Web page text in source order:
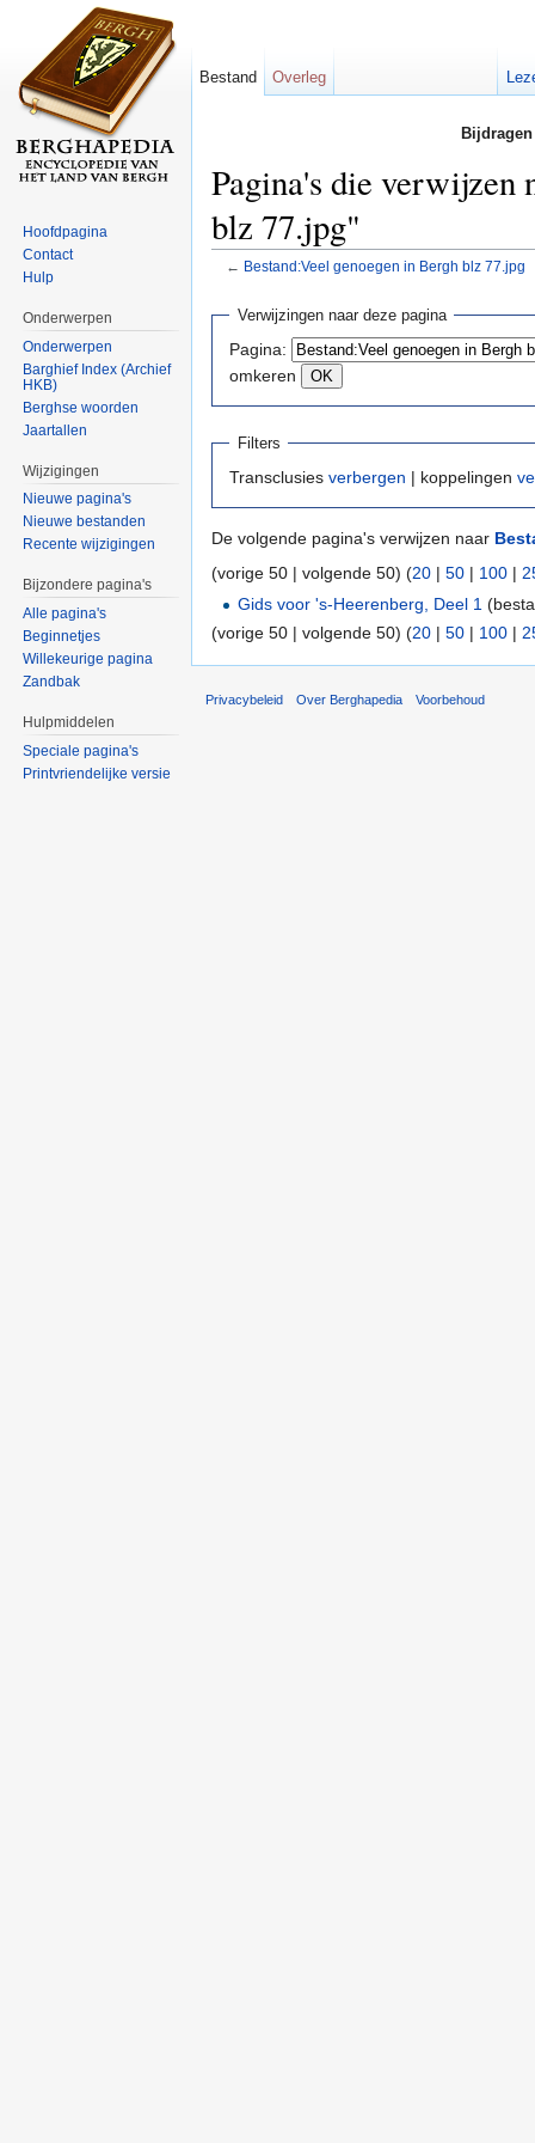
Pagina's die verwijzen
blz 77.jpg"
← Bestand:Veel genoegen in Bergh blz 77.jpg
Verwijzingen naar deze pagina
Pagina:
omkeren
Filters
Transclusies verbergen | koppelingen
De volgende pagina's verwijzen naar
(vorige 50 | volgende 50) (20 | 50 | 100 |
Gids voor 's-Heerenberg, Deel 1
(vorige 50 | volgende 50) (20 | 50 | 100 |
Bestand Overleg
Hoofdpagina
Contact
Hulp
Onderwerpen
Onderwerpen
Barghief Index (Archief
HKB)
Berghse woorden
Jaartallen
Wijzigingen
Nieuwe pagina's
Nieuwe bestanden
Recente wijzigingen
Bijzondere pagina's
Alle pagina's
Beginnetjes
Willekeurige pagina
Zandbak
Hulpmiddelen
Speciale pagina's
Printvriendelijke versie
Privacybeleid Over Berghapedia Voorbehoud